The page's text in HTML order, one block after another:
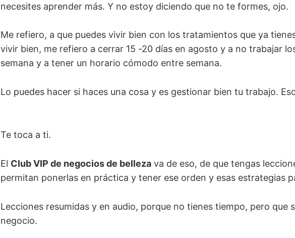
necesites aprender más. Y no estoy diciendo que no te formes, ojo.
Me refiero, a que puedes vivir bien con los tratamientos que ya
vivir bien, me refiero a cerrar 15 -20 días en agosto y a no trabajar
semana y a tener un horario cómodo entre semana.
Lo puedes hacer si haces una cosa y es gestionar bien tu trabajo.
Te toca a ti.
El Club VIP de negocios de belleza va de eso, de que tengas
permitan ponerlas en práctica y tener ese orden y esas estrategias
Lecciones resumidas y en audio, porque no tienes tiempo, pero que
negocio.